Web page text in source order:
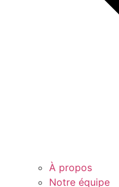
À propos
Notre équipe